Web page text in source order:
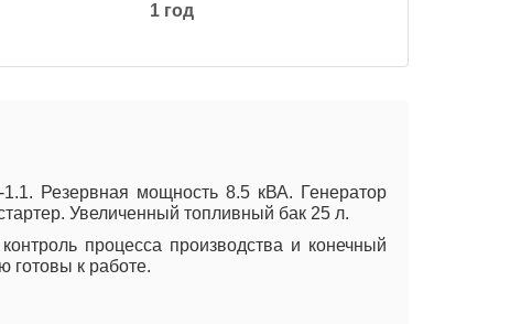
1 год
Резервная мощность 8.5 кВА. Генератор
Увеличенный топливный бак 25 л.
процесса производства и конечный
готовы к работе.